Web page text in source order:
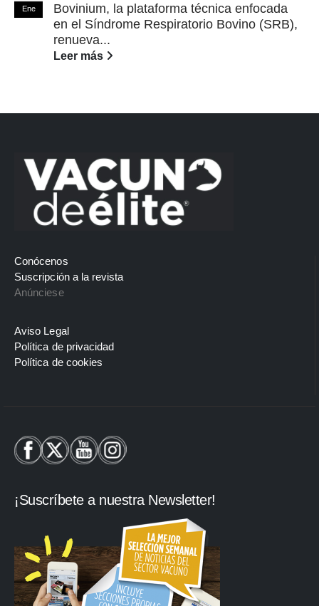
Ene
Bovinium, la plataforma técnica enfocada
en el Síndrome Respiratorio Bovino (SRB),
renueva...
Leer más
Conócenos
Suscripción a la revista
Anúnciese
Aviso Legal
Política de privacidad
Política de cookies
¡Suscríbete a nuestra Newsletter!